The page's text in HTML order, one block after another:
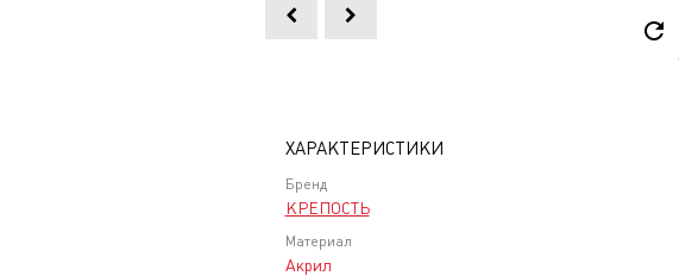
ХАРАКТЕРИСТИКИ
Бренд
КРЕПОСТЬ
Материал
Акрил